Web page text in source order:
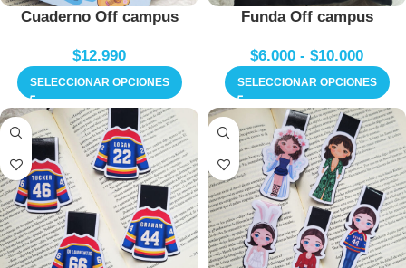
Cuaderno Off campus
$12.990
SELECCIONAR OPCIONES
Funda Off campus
$6.000 - $10.000
SELECCIONAR OPCIONES